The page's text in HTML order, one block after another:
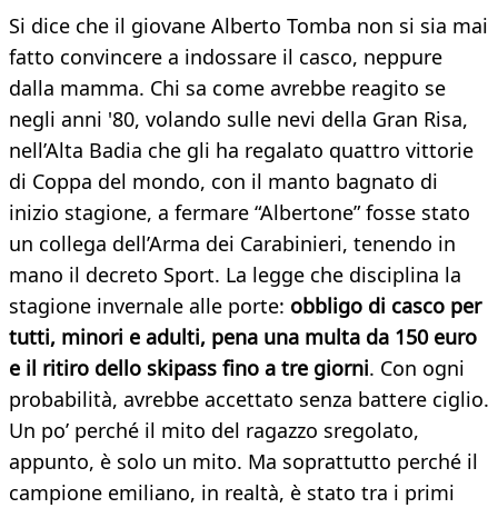
Si dice che il giovane Alberto Tomba non si sia mai
fatto convincere a indossare il casco, neppure
dalla mamma. Chi sa come avrebbe reagito se
negli anni '80, volando sulle nevi della Gran Risa,
nell’Alta Badia che gli ha regalato quattro vittorie
di Coppa del mondo, con il manto bagnato di
inizio stagione, a fermare “Albertone” fosse stato
un collega dell’Arma dei Carabinieri, tenendo in
mano il decreto Sport. La legge che disciplina la
stagione invernale alle porte: obbligo di casco per
tutti, minori e adulti, pena una multa da 150 euro
e il ritiro dello skipass fino a tre giorni. Con ogni
probabilità, avrebbe accettato senza battere ciglio.
Un po’ perché il mito del ragazzo sregolato,
appunto, è solo un mito. Ma soprattutto perché il
campione emiliano, in realtà, è stato tra i primi